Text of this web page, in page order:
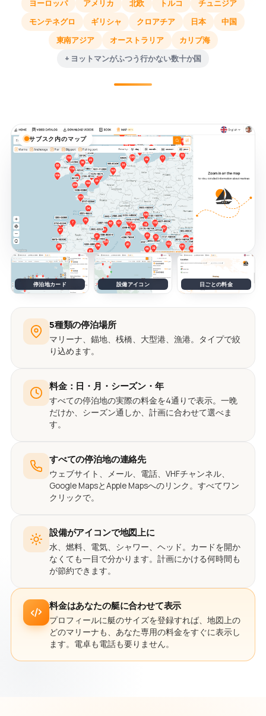
ヨーロッパ アメリカ 北欧 トルコ
チュニジア
モンテネグロ
ギリシャ クロアチア 日本
中国
東南アジア
オーストラリア
カリブ海
+ ヨットマンがふつう行かない数十か国
サブスク内のマップ
停泊地カード 設備アイコン 日ごとの料金
5種類の停泊場所
マリーナ、錨地、桟橋、大型港、漁港。タイプで絞
り込めます。
料金：日・月・シーズン・年
すべての停泊地の実際の料金を4通りで表示。一晩
だけか、シーズン通しか、計画に合わせて選べま
す。
すべての停泊地の連絡先
ウェブサイト、メール、電話、VHFチャンネル、
Google MapsとApple Mapsへのリンク。すべてワン
クリックで。
設備がアイコンで地図上に
水、燃料、電気、シャワー、ヘッド。カードを開か
なくても一目で分かります。計画にかける何時間も
が節約できます。
料金はあなたの艇に合わせて表示
プロフィールに艇のサイズを登録すれば、地図上の
どのマリーナも、あなた専用の料金をすぐに表示し
ます。電卓も電話も要りません。